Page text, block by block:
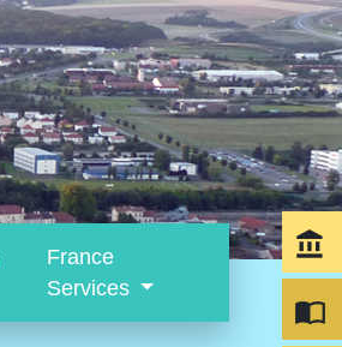
France
Services
account_balance
import_contacts